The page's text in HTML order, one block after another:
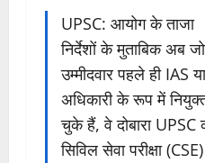
UPSC: आयोग के ताजा
निर्देशों के मुताबिक अब जो
उम्मीदवार पहले ही IAS
अधिकारी के रूप में
चुके हैं, वे दोबारा UPSC
सिविल सेवा परीक्षा